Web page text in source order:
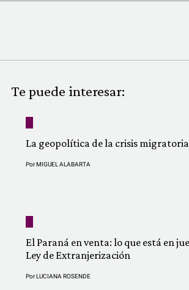
QUIÉNES SOMOS
Te puede interesar:
La geopolítica de la crisis
PorMIGUEL ALABARTA
El Paraná en venta: lo que está en
Ley de Extranjerización
PorLUCIANA ROSENDE